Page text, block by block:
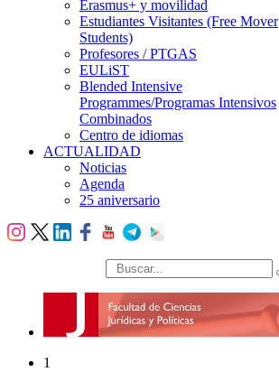
Erasmus+ y movilidad
Estudiantes Visitantes (Free Mover
Students)
Profesores / PTGAS
EULiST
Blended Intensive
Programmes/Programas Intensivos
Combinados
Centro de idiomas
ACTUALIDAD
Noticias
Agenda
25 aniversario
búsqueda
1